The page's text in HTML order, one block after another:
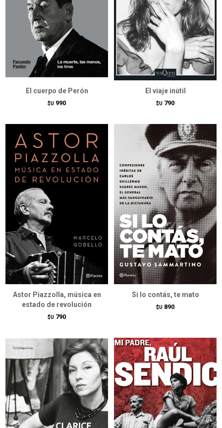
El cuerpo de Perón
$U 990
El viaje inútil
$U 790
Astor Piazzolla, música en
estado de revolución
$U 790
Si lo contás, te mato
$U 890